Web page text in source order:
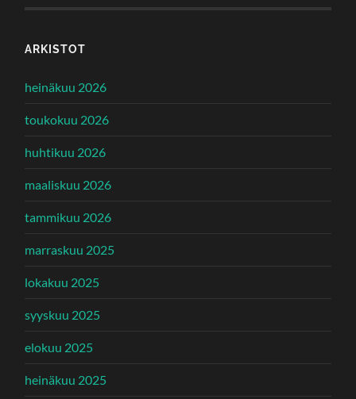
ARKISTOT
heinäkuu 2026
toukokuu 2026
huhtikuu 2026
maaliskuu 2026
tammikuu 2026
marraskuu 2025
lokakuu 2025
syyskuu 2025
elokuu 2025
heinäkuu 2025